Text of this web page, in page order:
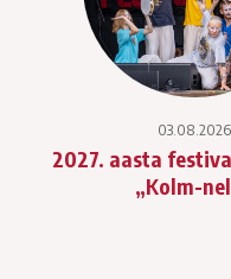
03.08.2026
2027. aasta
„Kolm-